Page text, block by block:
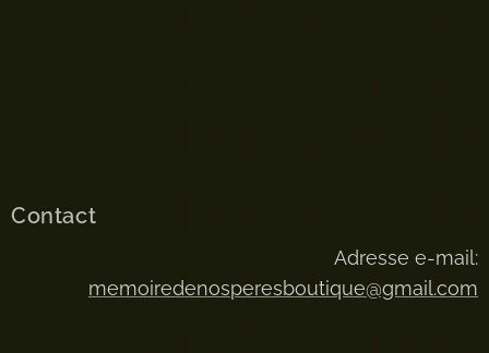
Contact
Adresse e-mail:
memoiredenosperesboutique@gmail.com